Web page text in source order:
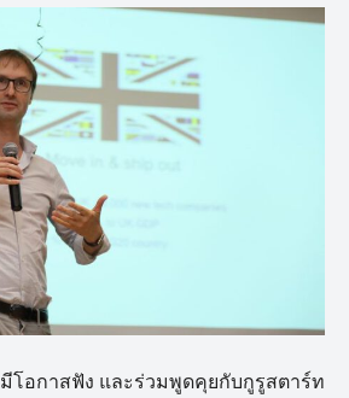
โอกาสฟัง และร่วมพูดคุยกับกูรูสตาร์ท